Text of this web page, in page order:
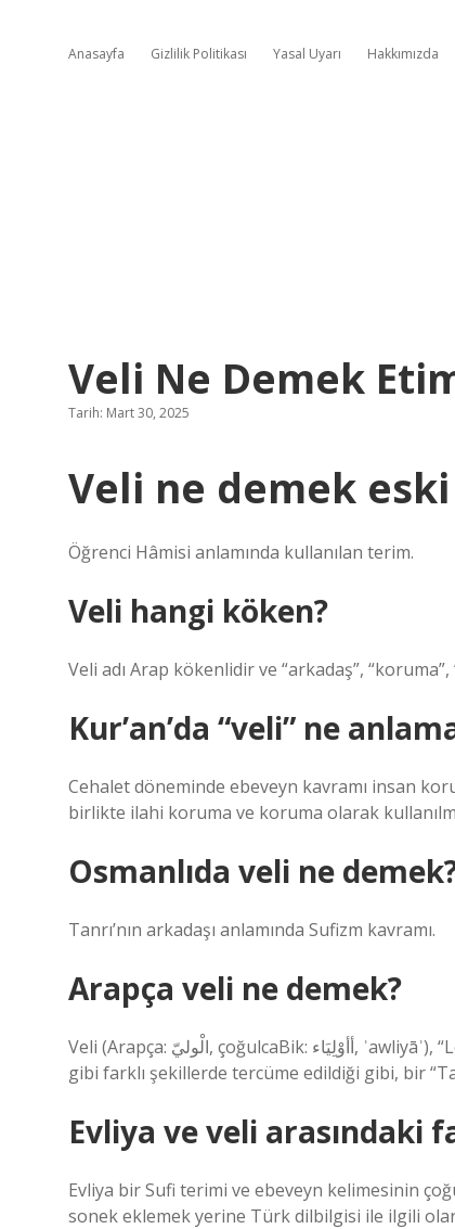
Anasayfa Gizlilik Politikası Yasal Uyarı Hakkımızda
Veli Ne Demek
Tarih: Mart 30, 2025
Veli ne demek
Öğrenci Hâmisi anlamında kullanılan terim.
Veli hangi köken?
Veli adı Arap kökenlidir ve “arkadaş”,
Kur’an’da “veli” ne
Cehalet döneminde ebeveyn kavramı insan
birlikte ilahi koruma ve koruma olarak
Osmanlıda veli ne
Tanrı’nın arkadaşı anlamında Sufizm kavramı.
Arapça veli ne demek?
Veli (Arapça: الْوليّ, çoğulcaBik: أأوْلِيَاء, ʾawliyāʾ), “Lord”, “otorite”, “koruma”, Arapça kelime, en yaygın İslam aziz
gibi farklı şekillerde tercüme edildiği gibi, bir
Evliya ve veli arasındaki
Evliya bir Sufi terimi ve ebeveyn kelimesinin
sonek eklemek yerine Türk dilbilgisi ile ilgili